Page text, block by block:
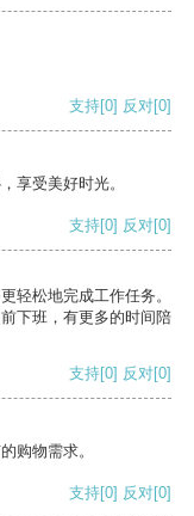
支持[0] 反对[0]
享受美好时光。
支持[0] 反对[0]
轻松地完成工作任务。
下班，有更多的时间陪
支持[0] 反对[0]
购物需求。
支持[0] 反对[0]